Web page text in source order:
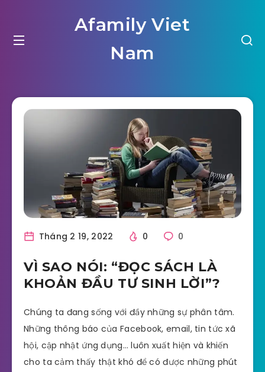
Afamily Viet
Nam
Tháng 2 19, 2022 0 0
VÌ SAO NÓI: “ĐỌC SÁCH LÀ
KHOẢN ĐẦU TƯ SINH LỜI”?
Chúng ta đang sống với đầy những sự phân tâm.
Những thông báo của Facebook, email, tin tức xã
hội, cập nhật ứng dụng… luôn xuất hiện và khiến
cho ta cảm thấy thật khó để có được những phút